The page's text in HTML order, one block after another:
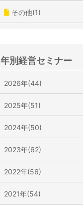
その他(1)
年別経営セミナー
2026年(44)
2025年(51)
2024年(50)
2023年(62)
2022年(56)
2021年(54)